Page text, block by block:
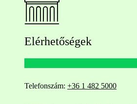
Elérhetőségek
Telefonszám: +36 1 482 5000